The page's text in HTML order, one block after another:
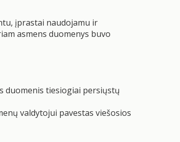
įprastai naudojamu ir
asmens duomenys buvo
duomenis tiesiogiai persiųstų
valdytojui pavestas viešosios